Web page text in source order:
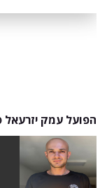
הפועל עמק